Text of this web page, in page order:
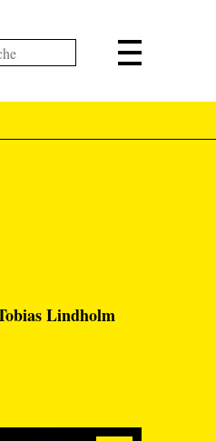
Lindholm